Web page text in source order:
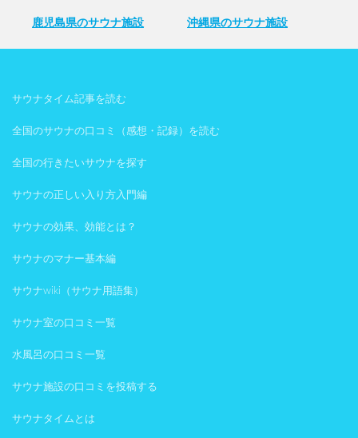
鹿児島県のサウナ施設 沖縄県のサウナ施設
サウナタイム記事を読む
全国のサウナの口コミ（感想・記録）を読む
全国の行きたいサウナを探す
サウナの正しい入り方入門編
サウナの効果、効能とは？
サウナのマナー基本編
サウナwiki（サウナ用語集）
サウナ室の口コミ一覧
水風呂の口コミ一覧
サウナ施設の口コミを投稿する
サウナタイムとは